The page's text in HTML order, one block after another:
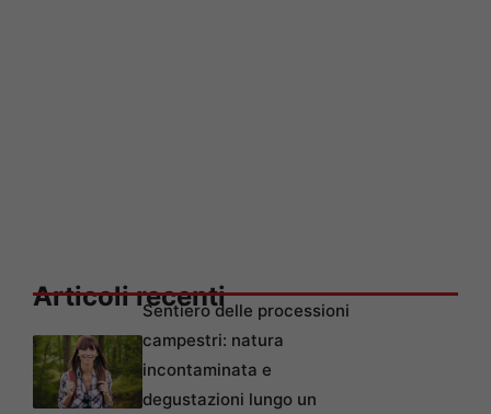
Articoli recentiSentiero delle processioni
campestri: natura
incontaminata e
degustazioni lungo un